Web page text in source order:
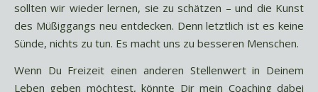
sollten wir wieder lernen, sie zu schätzen – und die Kunst
des Müßiggangs neu entdecken. Denn letztlich ist es keine
Sünde, nichts zu tun. Es macht uns zu besseren Menschen.
Wenn Du Freizeit einen anderen Stellenwert in Deinem
Leben geben möchtest, könnte Dir mein Coaching dabei